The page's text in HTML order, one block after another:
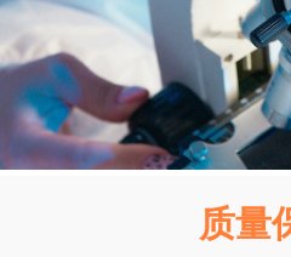
质量